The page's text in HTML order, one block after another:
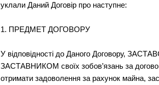
уклали Даний Договір про наступне:
1. ПРЕДМЕТ ДОГОВОРУ
У відповідності до Даного Договору,
ЗАСТАВНИКОМ своїх зобов’язань за
отримати задоволення за рахунок майна,